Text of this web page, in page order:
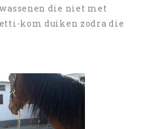
die niet met
kom duiken zodra die